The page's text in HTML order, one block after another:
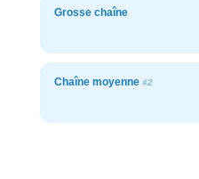
Grosse chaîne
Chaîne moyenne #2